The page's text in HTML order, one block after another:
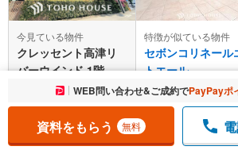
今見ている物件
クレッセント高津リ
バーウインド 1階
成約でもらえる
特徴が似ている物件
セボンコリネール
トエール
成約でもらえる
5,298万円
管理費等：41,540円/月
4,890万円
管理費等：23,700円/月
お気に入りに追加しました。
WEB問い合わせ&ご成約でPayPayポ
資料をもらう 無料